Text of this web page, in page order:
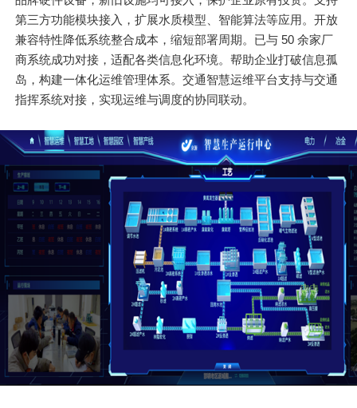
第三方功能模块接入，扩展水质模型、智能算法等应用。开放
兼容特性降低系统整合成本，缩短部署周期。已与 50 余家厂
商系统成功对接，适配各类信息化环境。帮助企业打破信息孤
岛，构建一体化运维管理体系。交通智慧运维平台支持与交通
指挥系统对接，实现运维与调度的协同联动。